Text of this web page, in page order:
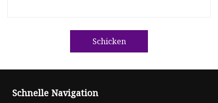
Schicken
Schnelle Navigation